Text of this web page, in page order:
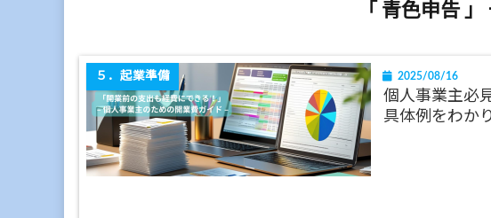
「 青色申告 」
５．起業準備 2025/08/16
個人事業主必
具体例をわか